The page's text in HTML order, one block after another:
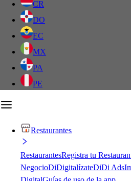
CR
DO
EC
MX
PA
PE
Restaurantes
RestaurantesRegistra tu
NegocioDiDigitalízateDiDi Ads